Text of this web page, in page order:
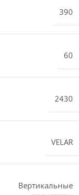
390
60
2430
VELAR
Вертикальные